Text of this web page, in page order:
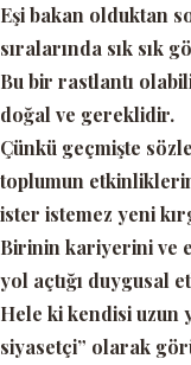
Eşi bakan olduktan
sıralarında sık sık
Bu bir rastlantı
doğal ve gereklidir.
Çünkü geçmişte
toplumun
ister istemez yeni
Birinin kariyerini ve
yol açtığı duygusal
Hele ki kendisi uzun
siyasetçi” olarak